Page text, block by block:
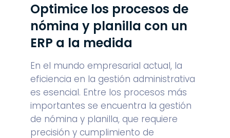
Optimice los procesos de
nómina y planilla con un
ERP a la medida
En el mundo empresarial actual, la
eficiencia en la gestión administrativa
es esencial. Entre los procesos más
importantes se encuentra la gestión
de nómina y planilla, que requiere
precisión y cumplimiento de